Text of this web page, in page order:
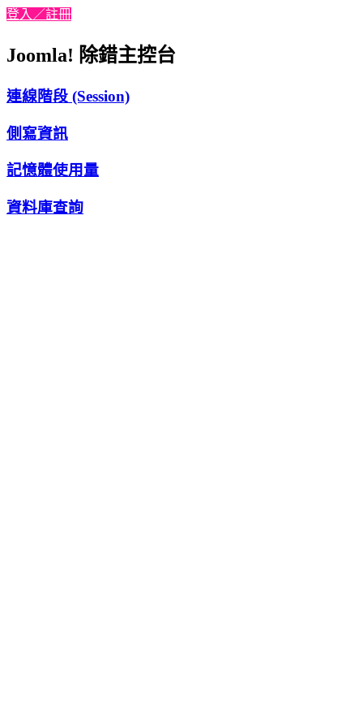
登入／註冊
Joomla! 除錯主控台
連線階段 (Session)
側寫資訊
記憶體使用量
資料庫查詢